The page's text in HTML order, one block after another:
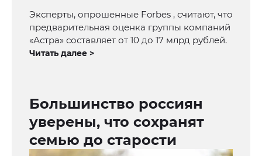
Эксперты, опрошенные Forbes , считают, что
предварительная оценка группы компаний
«Астра» составляет от 10 до 17 млрд рублей.
Читать далее >
Большинство россиян
уверены, что сохранят
семью до старости